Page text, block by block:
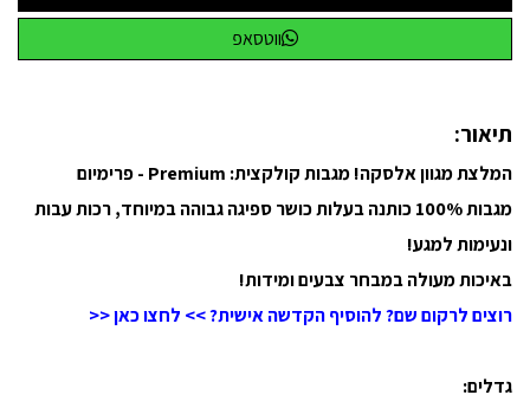
ווטסאפ
תיאור:
המלצת מגוון אלסקה! מגבות קולקצית: Premium - פרימיום
מגבות 100% כותנה בעלות כושר ספיגה גבוהה במיוחד, רכות עבות
ונעימות למגע!
באיכות מעולה במבחר צבעים ומידות!
רוצים לרקום שם? להוסיף הקדשה אישית? >> לחצו כאן <<
גדלים: